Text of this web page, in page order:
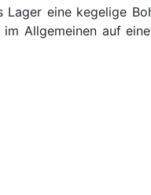
Lager eine kegelige
Allgemeinen auf